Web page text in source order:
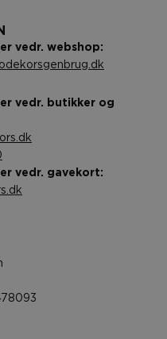
vedr. webshop:
vedr. butikker og
vedr. gavekort: